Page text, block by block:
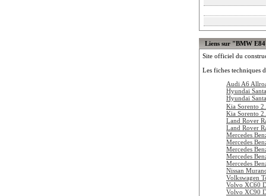
Liens sur "BMW
Site officiel du
Les fiches techniques
Audi A6
Hyundai
Hyundai
Kia Sorento
Kia Sorento
Land Rover
Land Rover
Mercedes
Mercedes
Mercedes
Mercedes
Mercedes
Nissan
Volkswagen
Volvo XC60
Volvo XC90